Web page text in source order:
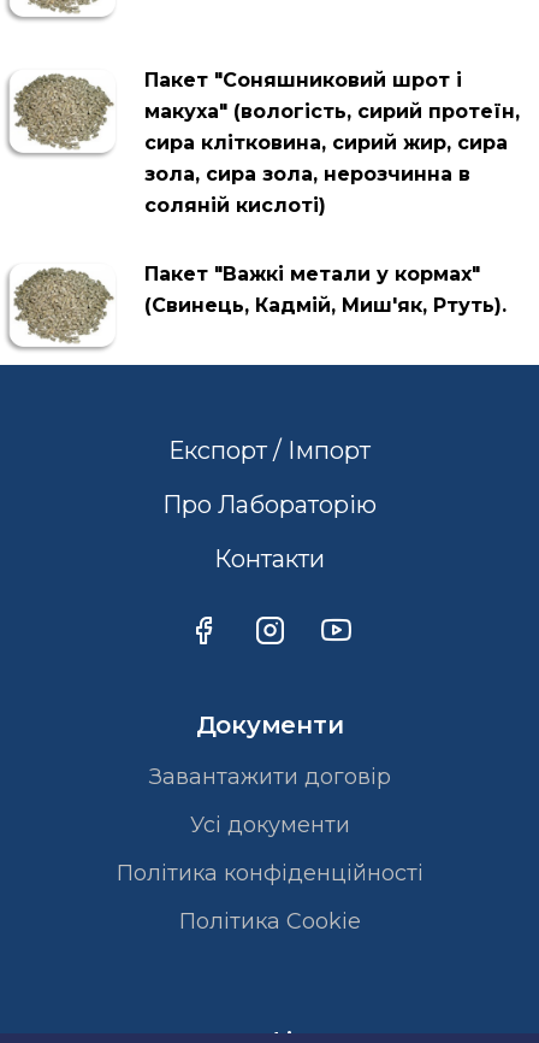
Пакет "Соняшниковий шрот і
макуха" (вологість, сирий протеїн,
сира клітковина, сирий жир, сира
зола, сира зола, нерозчинна в
соляній кислоті)
Пакет "Важкі метали у кормах"
(Свинець, Кадмій, Миш'як, Ртуть).
Експорт / Імпорт
Про Лабораторію
Контакти
Документи
Завантажити договір
Усі документи
Політика конфіденційності
Полiтика Cookie